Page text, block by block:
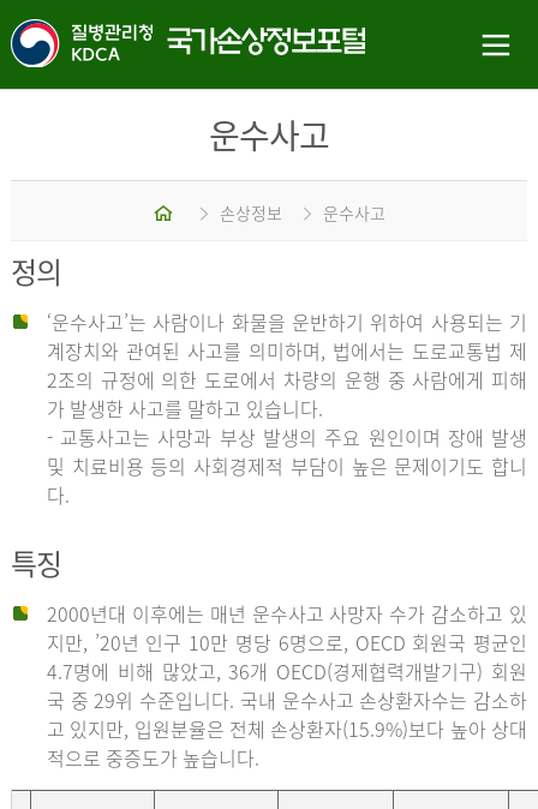
운수사고
홈 손상정보 운수사고
정의
‘운수사고’는 사람이나 화물을 운반하기 위하여 사용되는 기
계장치와 관여된 사고를 의미하며, 법에서는 도로교통법 제
2조의 규정에 의한 도로에서 차량의 운행 중 사람에게 피해
가 발생한 사고를 말하고 있습니다.
- 교통사고는 사망과 부상 발생의 주요 원인이며 장애 발생
및 치료비용 등의 사회경제적 부담이 높은 문제이기도 합니
다.
특징
2000년대 이후에는 매년 운수사고 사망자 수가 감소하고 있
지만, ’20년 인구 10만 명당 6명으로, OECD 회원국 평균인
4.7명에 비해 많았고, 36개 OECD(경제협력개발기구) 회원
국 중 29위 수준입니다. 국내 운수사고 손상환자수는 감소하
고 있지만, 입원분율은 전체 손상환자(15.9%)보다 높아 상대
적으로 중증도가 높습니다.